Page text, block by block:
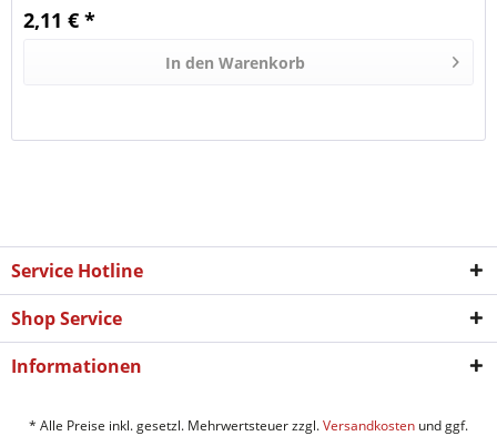
2,11 € *
In den Warenkorb
Service Hotline
Shop Service
Informationen
* Alle Preise inkl. gesetzl. Mehrwertsteuer zzgl.Versandkosten und ggf.